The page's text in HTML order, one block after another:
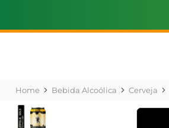
Bebida Alcoólica Cerveja